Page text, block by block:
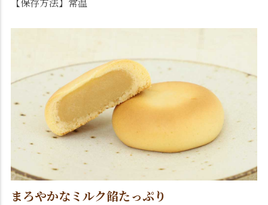
まろやかなミルク餡たっぷり